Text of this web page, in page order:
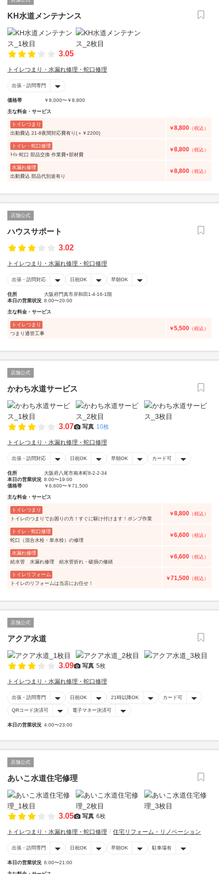
KH水道メンテナンス
3.05
トイレつまり・水漏れ修理・蛇口修理
出張・訪問専門
価格帯 ￥8,000〜￥8,800
主な料金・サービス
トイレつまり
出動費込 21-8夜間対応費有り(＋￥2200)
￥8,800 （税込）
トイレ・蛇口修理
ﾄｲﾚ·蛇口 部品交換 作業費+部材費
￥8,800 （税込）
水漏れ修理
出動費込 部品代別途有り
￥8,800 （税込）
店舗公式
ハウスサポート
3.02
トイレつまり・水漏れ修理・蛇口修理
出張・訪問対応 日祝OK 早朝OK
住所
大阪府門真市岸和田1-4-16-1階
本日の営業状況 8:00〜20:00
主な料金・サービス
トイレつまり
つまり通管工事
￥5,500 （税込）
店舗公式
かわち水道サービス
3.07 写真 10枚
トイレつまり・水漏れ修理・蛇口修理
出張・訪問対応 日祝OK 早朝OK カード可
住所
大阪府八尾市南本町8-2-2-34
本日の営業状況 8:00〜19:00
価格帯
￥6,600〜￥71,500
主な料金・サービス
トイレつまり
トイレのつまりでお困りの方！すぐに駆け付けます！ポンプ作業
￥8,800 （税込）
トイレ・蛇口修理
蛇口（混合水栓・単水栓）の修理
￥6,600 （税込）
水漏れ修理
給水管 水漏れ修理 給水管折れ・破損の修繕
￥6,600 （税込）
トイレリフォーム
トイレのリフォームは当店にお任せ！
￥71,500 （税込）
店舗公式
アクア水道
3.09 写真 5枚
トイレつまり・水漏れ修理・蛇口修理
出張・訪問専門 日祝OK 21時以降OK カード可
QRコード決済可 電子マネー決済可
本日の営業状況 4:00〜23:00
店舗公式
あいこ水道住宅修理
3.05 写真 6枚
トイレつまり・水漏れ修理・蛇口修理 住宅リフォーム・リノベーション
出張・訪問専門 日祝OK 早朝OK 駐車場有
本日の営業状況 6:00〜21:00